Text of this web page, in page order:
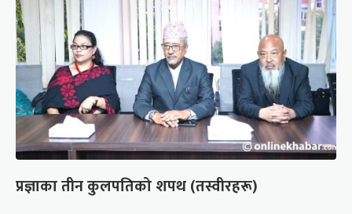
प्रज्ञाका तीन कुलपतिको शपथ (तस्वीरहरू)